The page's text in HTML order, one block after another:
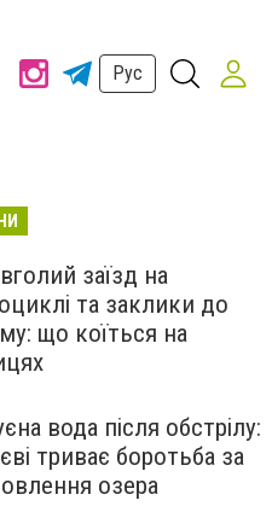
Рус
заїзд на
та заклики до
що коїться на
вода після обстрілу:
триває боротьба за
озера